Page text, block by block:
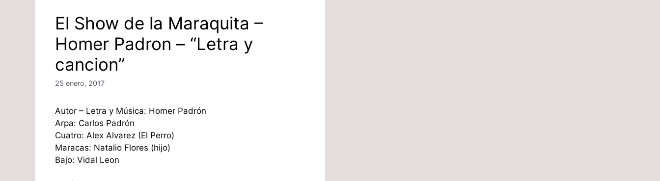
El Show de la Maraquita –
Homer Padron – “Letra y
cancion”
25 enero, 2017
Autor – Letra y Música: Homer Padrón
Arpa: Carlos Padrón
Cuatro: Alex Alvarez (El Perro)
Maracas: Natalio Flores (hijo)
Bajo: Vidal Leon